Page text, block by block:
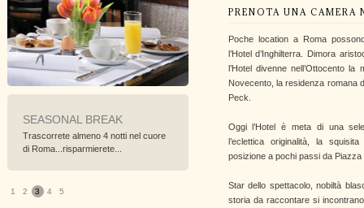
SEASONAL BREAK
Trascorrete almeno 4 notti nel cuore
di Roma...risparmierete...
La Vostra esperienza gastronomica
nel cuore di Roma! Offerta...
1 2 3 4 5
PRENOTA UNA CAMERA
Poche location a Roma
l’Hotel d’Inghilterra. Dimora
l’Hotel divenne nell’Ottocento
Novecento, la residenza romana
Peck.
Oggi l’Hotel è meta di una
l’eclettica originalità, la
posizione a pochi passi da Piazza
Star dello spettacolo, nobiltà
storia da raccontare si